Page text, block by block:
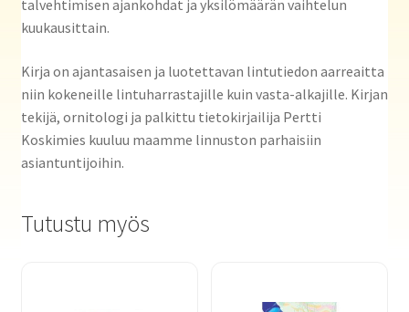
talvehtimisen ajankohdat ja yksilömäärän vaihtelun
kuukausittain.
Kirja on ajantasaisen ja luotettavan lintutiedon aarreaitta
niin kokeneille lintuharrastajille kuin vasta-alkajille. Kirjan
tekijä, ornitologi ja palkittu tietokirjailija Pertti
Koskimies kuuluu maamme linnuston parhaisiin
asiantuntijoihin.
Tutustu myös